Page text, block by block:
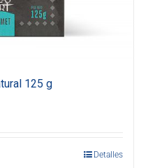
125 g
Detalles